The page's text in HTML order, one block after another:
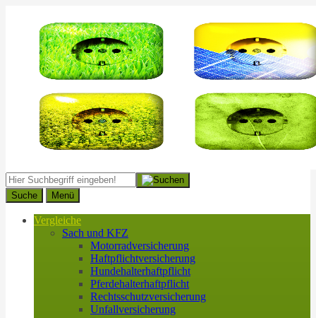
Suche Menü
Vergleiche
Sach und KFZ
Motorradversicherung
Haftpflichtversicherung
Hundehalterhaftpflicht
Pferdehalterhaftpflicht
Rechtsschutzversicherung
Unfallversicherung